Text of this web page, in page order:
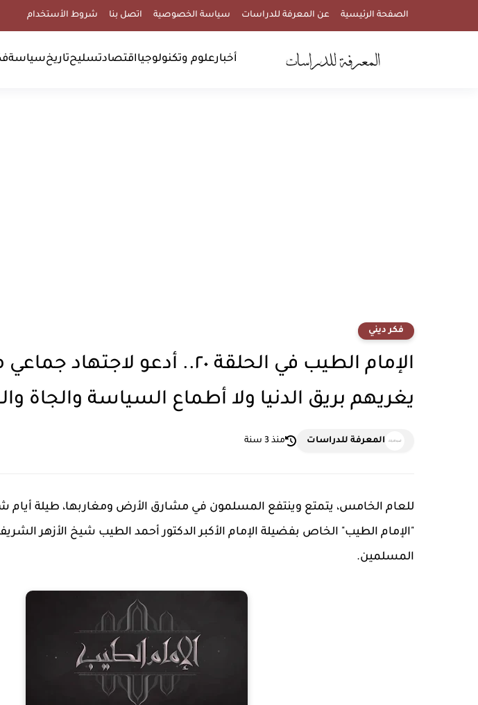
الصفحة الرئيسية عن المعرفة للدراسات سياسة الخصوصية اتصل بنا شروط الأستخدام
أخبارعلوم وتكنولوجيااقتصادتسليحتاريخسياسة
فكر ديني
الإمام الطيب في الحلقة ٢٠.. أدعو
يغريهم بريق الدنيا ولا أطماع السياسة والجاة
المعرفة للدراسات منذ 3 سنة
للعام الخامس، يتمتع وينتفع المسلمون في مشارق الأرض ومغاربها، طيلة أيام
"الإمام الطيب" الخاص بفضيلة الإمام الأكبر الدكتور أحمد الطيب شيخ الأزهر
المسلمين.